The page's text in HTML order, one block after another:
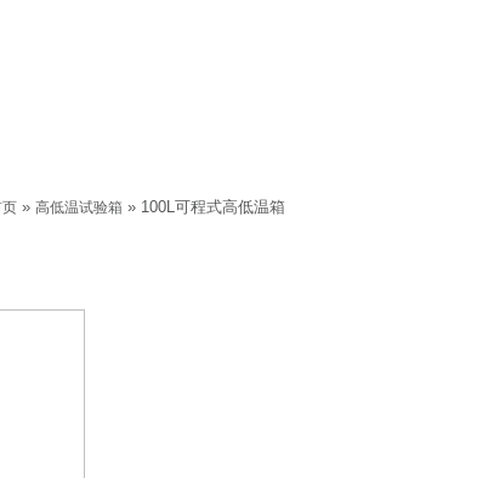
» 高低温试验箱 » 100L可程式高低温箱